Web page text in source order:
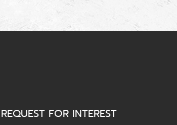
REQUEST FOR INTEREST